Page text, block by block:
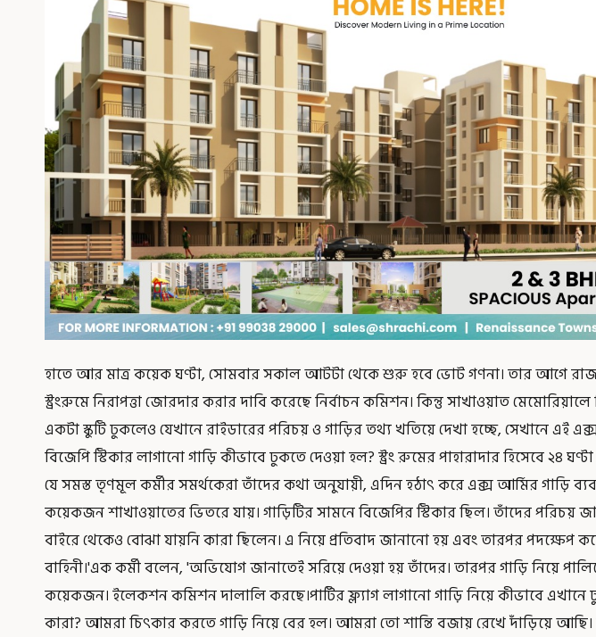
হাতে আর মাত্র কয়েক ঘণ্টা, সোমবার সকাল আটটা থেকে শুরু হবে ভোট গণনা। তার আগে
স্ট্রংরুমে নিরাপত্তা জোরদার করার দাবি করেছে নির্বাচন কমিশন। কিন্তু সাখাওয়াত মেমোরিয়ালে
একটা স্কুটি ঢুকলেও যেখানে রাইডারের পরিচয় ও গাড়ির তথ্য খতিয়ে দেখা হচ্ছে, সেখানে এই
বিজেপি স্টিকার লাগানো গাড়ি কীভাবে ঢুকতে দেওয়া হল? স্ট্রং রুমের পাহারাদার হিসেবে ২৪
যে সমস্ত তৃণমূল কর্মীর সমর্থকেরা তাঁদের কথা অনুযায়ী, এদিন হঠাৎ করে এক্স আর্মির গাড়ি
কয়েকজন শাখাওয়াতের ভিতরে যায়। গাড়িটির সামনে বিজেপির স্টিকার ছিল। তাঁদের পরিচয়
বাইরে থেকেও বোঝা যায়নি কারা ছিলেন। এ নিয়ে প্রতিবাদ জানানো হয় এবং তারপর পদক্ষেপ
বাহিনী।'এক কর্মী বলেন, 'অভিযোগ জানাতেই সরিয়ে দেওয়া হয় তাঁদের। তারপর গাড়ি নিয়ে
কয়েকজন। ইলেকশন কমিশন দালালি করছে।পার্টির ফ্ল্যাগ লাগানো গাড়ি নিয়ে কীভাবে
কারা? আমরা চিৎকার করতে গাড়ি নিয়ে বের হল। আমরা তো শান্তি বজায় রেখে দাঁড়িয়ে